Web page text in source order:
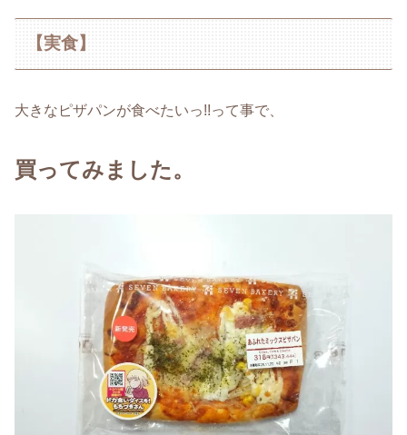
【実食】
大きなピザパンが食べたいっ!!って事で、
買ってみました。